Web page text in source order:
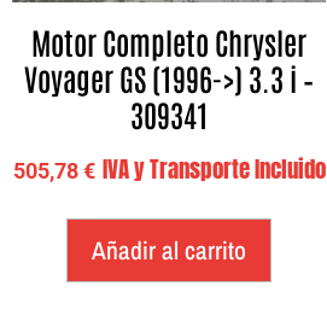
Motor Completo Chrysler
Voyager GS (1996->) 3.3 i –
309341
505,78€ IVA y Transporte Incluido
Añadir al carrito